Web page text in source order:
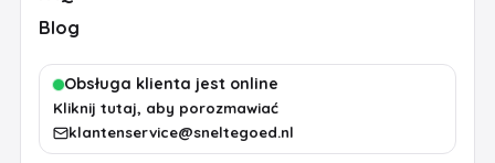
Blog
Obsługa klienta jest online
Kliknij tutaj, aby porozmawiać
klantenservice@sneltegoed.nl